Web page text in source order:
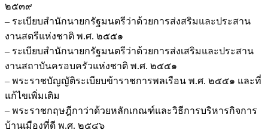
๒๕๓๙
– ระเบียบสำนักนายกรัฐมนตรีว่าด้วยการส่งสริมและประสาน
งานสตรีแห่งชาติ พ.ศ. ๒๕๕๑
– ระเบียบสำนักนายกรัฐมนตรีว่าด้วยการส่งเสริมและประสาน
งานสถาบันครอบครัวแห่งชาติ พ.ศ. ๒๕๕๑
– พระราชบัญญัติระเบียบข้าราชการพลเรือน พ.ศ. ๒๕๕๑ และที่
แก้ไขเพิ่มเติม
– พระราชกฤษฎีกาว่าด้วยหลักเกณฑ์และวิธีการบริหารกิจการ
บ้านเมืองที่ดี พ.ศ. ๒๕๔๖